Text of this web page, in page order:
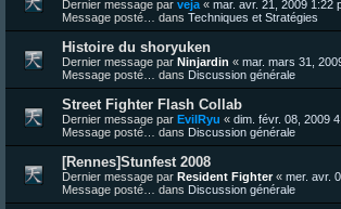
Dernier message par veja « mar. avr. 21, 2009 1:22
Message posté… dans Techniques et Stratégies
Histoire du shoryuken
Dernier message par Ninjardin « mar. mars 31,
Message posté… dans Discussion générale
Street Fighter Flash Collab
Dernier message par EvilRyu « dim. févr. 08, 2009
Message posté… dans Discussion générale
[Rennes]Stunfest 2008
Dernier message par Resident Fighter« mer. avr.
Message posté… dans Discussion générale